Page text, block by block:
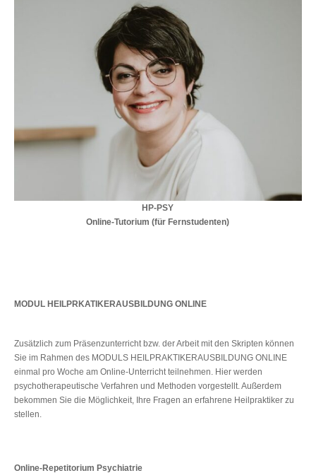
HP-PSY
Online-Tutorium (für Fernstudenten)
MODUL HEILPRKATIKERAUSBILDUNG ONLINE
Zusätzlich zum Präsenzunterricht bzw. der Arbeit mit den Skripten können
Sie im Rahmen des MODULS HEILPRAKTIKERAUSBILDUNG ONLINE
einmal pro Woche am Online-Unterricht teilnehmen. Hier werden
psychotherapeutische Verfahren und Methoden vorgestellt. Außerdem
bekommen Sie die Möglichkeit, Ihre Fragen an erfahrene Heilpraktiker zu
stellen.
Online-Repetitorium Psychiatrie